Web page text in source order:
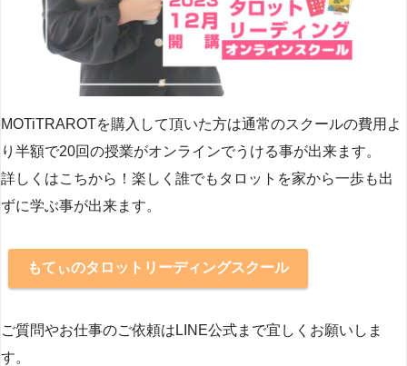
MOTiTRAROTを購入して頂いた方は通常のスクールの費用よ
り半額で20回の授業がオンラインでうける事が出来ます。
詳しくはこちから！楽しく誰でもタロットを家から一歩も出
ずに学ぶ事が出来ます。
もてぃのタロットリーディングスクール
ご質問やお仕事のご依頼はLINE公式まで宜しくお願いしま
す。